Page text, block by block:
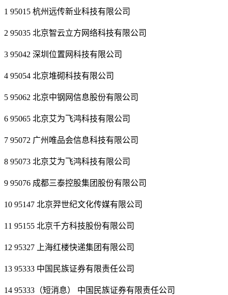
1 95015 杭州远传新业科技有限公司
2 95035 北京智云立方网络科技有限公司
3 95042 深圳位置网科技有限公司
4 95054 北京堆砌科技有限公司
5 95062 北京中钢网信息股份有限公司
6 95065 北京艾为飞鸿科技有限公司
7 95072 广州唯品会信息科技有限公司
8 95073 北京艾为飞鸿科技有限公司
9 95076 成都三泰控股集团股份有限公司
10 95147 北京羿世纪文化传媒有限公司
11 95155 北京千方科技股份有限公司
12 95327 上海红楼快递集团有限公司
13 95333 中国民族证券有限责任公司
14 95333（短消息） 中国民族证券有限责任公司